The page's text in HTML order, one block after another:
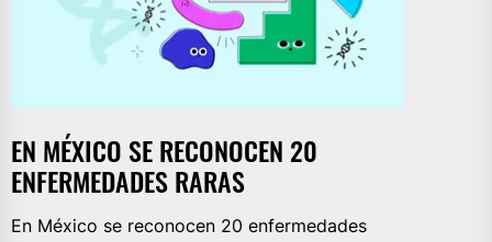
EN MÉXICO SE RECONOCEN 20
ENFERMEDADES RARAS
En México se reconocen 20 enfermedades